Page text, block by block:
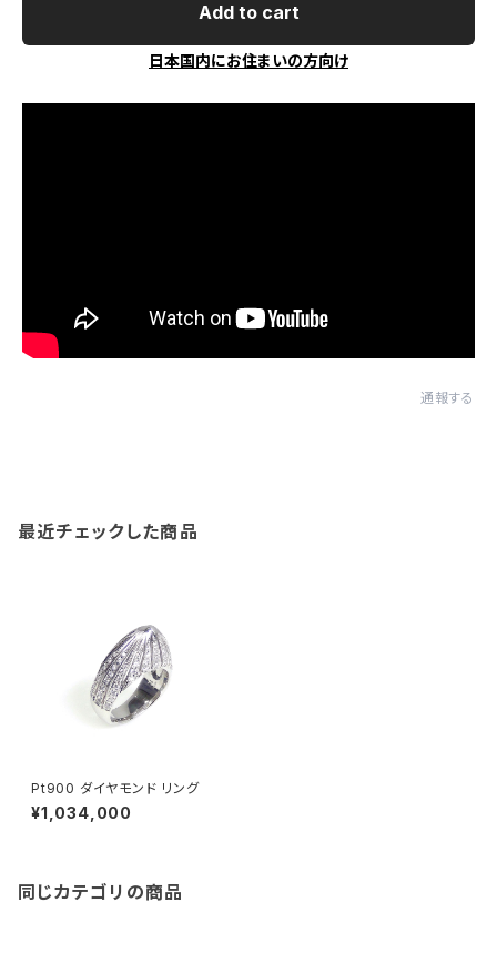
Add to cart
日本国内にお住まいの方向け
通報する
最近チェックした商品
Pt900 ダイヤモンド リング
¥1,034,000
同じカテゴリの商品